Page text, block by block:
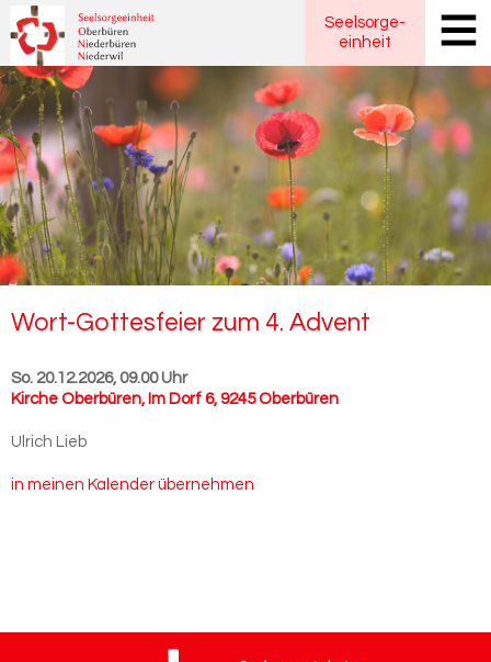
Seelsorge-
einheit
Wort-​Gottesfeier zum 4. Ad­vent
So. 20.12.2026, 09.00 Uhr
Kirche Oberbüren, Im Dorf 6, 9245 Oberbüren
Ulrich Lieb
in meinen Kalender übernehmen